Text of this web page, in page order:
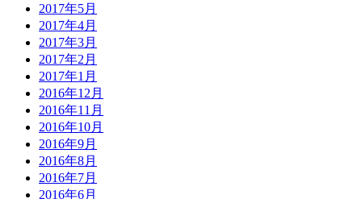
2017年5月
2017年4月
2017年3月
2017年2月
2017年1月
2016年12月
2016年11月
2016年10月
2016年9月
2016年8月
2016年7月
2016年6月